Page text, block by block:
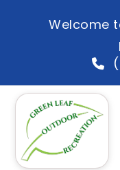
Welcome